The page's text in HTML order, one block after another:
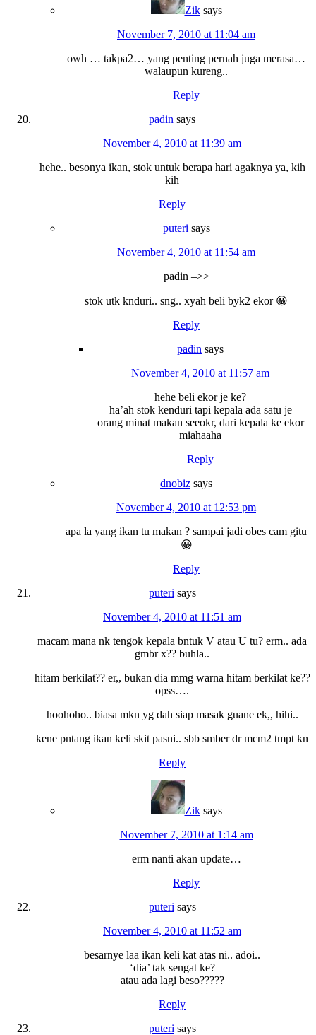
Zik says
November 7, 2010 at 11:04 am
owh … takpa2… yang penting pernah juga merasa…
walaupun kureng..
Reply
padin says
November 4, 2010 at 11:39 am
hehe.. besonya ikan, stok untuk berapa hari agaknya ya, kih
kih
Reply
puteri says
November 4, 2010 at 11:54 am
padin –>>
stok utk knduri.. sng.. xyah beli byk2 ekor 😀
Reply
padin says
November 4, 2010 at 11:57 am
hehe beli ekor je ke?
ha’ah stok kenduri tapi kepala ada satu je
orang minat makan seeokr, dari kepala ke ekor
miahaaha
Reply
dnobiz says
November 4, 2010 at 12:53 pm
apa la yang ikan tu makan ? sampai jadi obes cam gitu
😀
Reply
puteri says
November 4, 2010 at 11:51 am
macam mana nk tengok kepala bntuk V atau U tu? erm.. ada
gmbr x?? buhla..
hitam berkilat?? er,, bukan dia mmg warna hitam berkilat ke??
opss….
hoohoho.. biasa mkn yg dah siap masak guane ek,, hihi..
kene pntang ikan keli skit pasni.. sbb smber dr mcm2 tmpt kn
Reply
Zik says
November 7, 2010 at 1:14 am
erm nanti akan update…
Reply
puteri says
November 4, 2010 at 11:52 am
besarnye laa ikan keli kat atas ni.. adoi..
‘dia’ tak sengat ke?
atau ada lagi beso?????
Reply
puteri says